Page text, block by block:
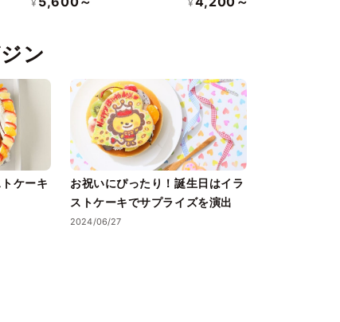
noegg
¥ ¥
ン
ケーキ
お祝いにぴったり！誕生日はイラ
ストケーキでサプライズを演出
2024/06/27